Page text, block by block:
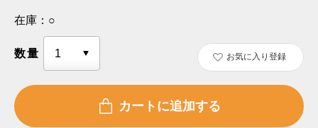
在庫： ○
数量 お気に入り登録